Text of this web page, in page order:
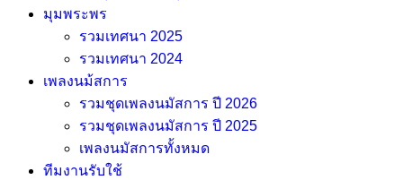
มุมพระพร
รวมเทศนา 2025
รวมเทศนา 2024
เพลงนม้สการ
รวมชุดเพลงนมัสการ ปี 2026
รวมชุดเพลงนมัสการ ปี 2025
เพลงนมัสการทั้งหมด
ทีมงานรับใช้